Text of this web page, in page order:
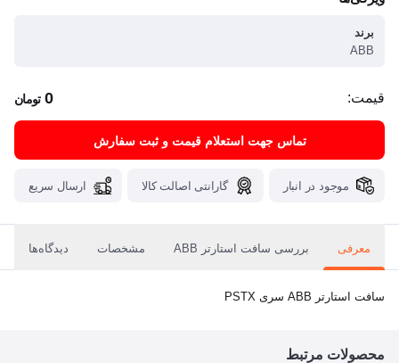
برند
ABB
قیمت: 0 تومان
تماس جهت استعلام قیمت و ثبت سفارش
موجود در انبار گارانتی اصالت کالا ارسال سریع
معرفی بررسی سافت استارتر ABB مشخصات دیدگاه‌ها
سافت استارتر ABB سری PSTX
محصولات مرتبط